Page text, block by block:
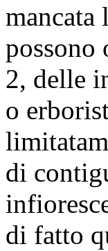
possono
2, delle
o
di
di fatto